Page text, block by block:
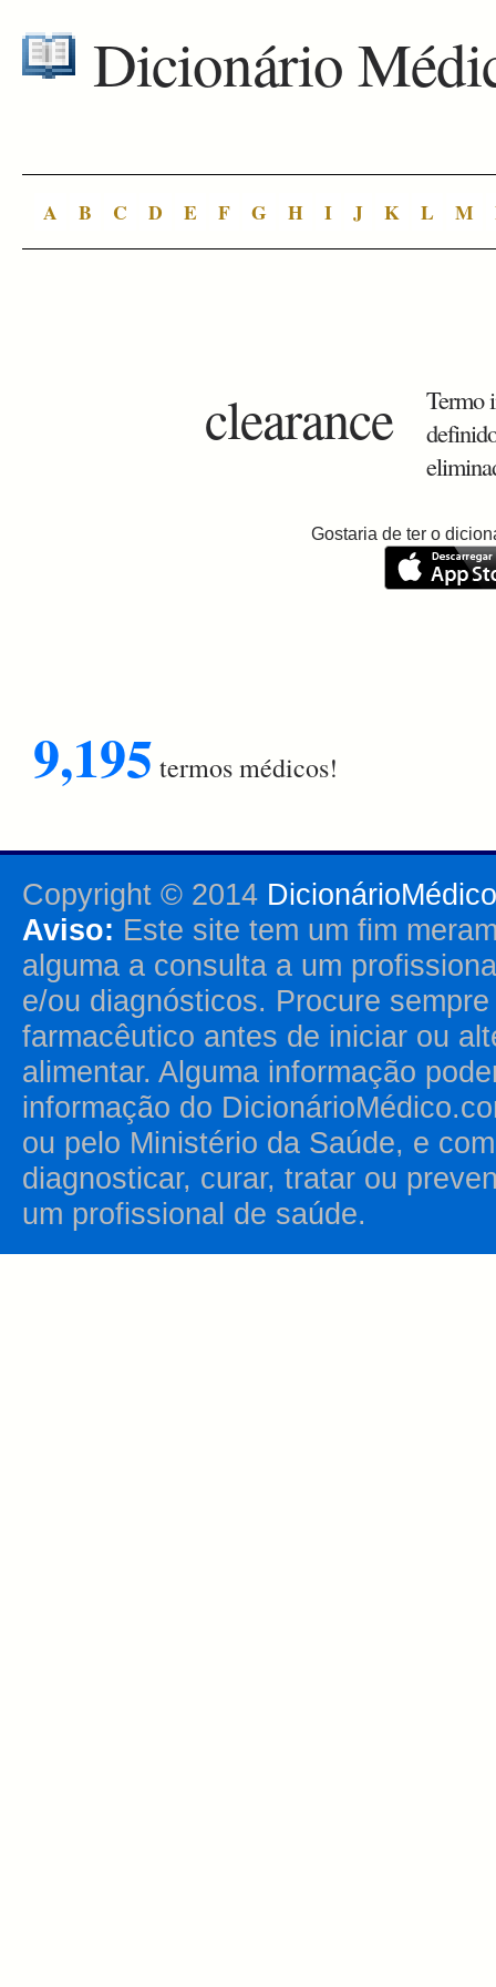
Dicionário
A B C D E F G H I J K L M
clearance
Termo
Gostaria de ter o
9,195 termos médicos!
Copyright © 2014
Aviso: Este site tem um fim
alguma a consulta a um
e/ou diagnósticos. Procure
farmacêutico antes de iniciar ou
alimentar. Alguma informação
informação do
ou pelo Ministério da Saúde, e
diagnosticar, curar, tratar ou
um profissional de saúde.